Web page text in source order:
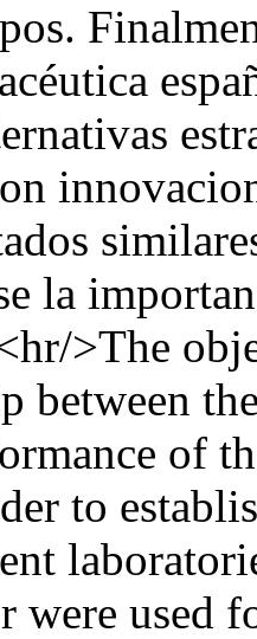
la
>The
between
of
to
were used